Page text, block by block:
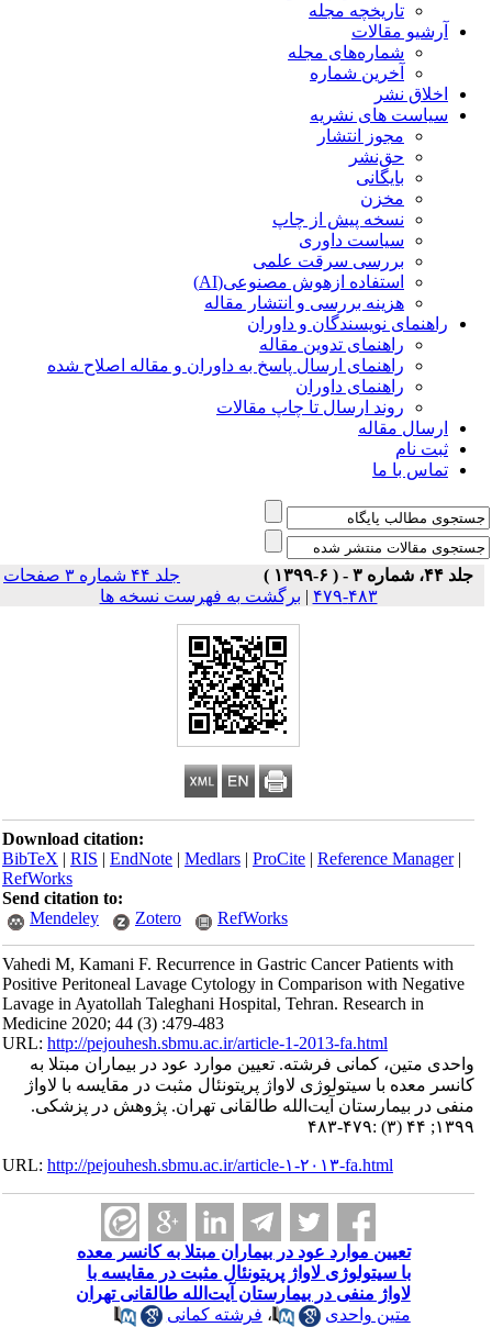
تاریخچه مجله
آرشیو مقالات
شماره‌های مجله
آخرین شماره
اخلاق نشر
سیاست های نشریه
مجوز انتشار
حق‌نشر
بایگانی
مخزن
نسخه پیش از چاپ
سیاست داوری
بررسی سرقت علمی
استفاده ازهوش مصنوعی(AI)
هزینه بررسی و انتشار مقاله
راهنمای نویسندگان و داوران
راهنمای تدوین مقاله
راهنمای ارسال پاسخ به داوران و مقاله اصلاح شده
راهنمای داوران
روند ارسال تا چاپ مقالات
ارسال مقاله
ثبت نام
تماس با ما
جلد ۴۴، شماره ۳ - ( ۶-۱۳۹۹ )
جلد ۴۴ شماره ۳ صفحات
۴۸۳-۴۷۹
|برگشت به فهرست نسخه ها
Download citation:
BibTeX|RIS|EndNote|Medlars|ProCite|Reference Manager
RefWorks
Send citation to:
Mendeley
Zotero RefWorks
Vahedi M, Kamani F. Recurrence in Gastric Cancer Patients with
Positive Peritoneal Lavage Cytology in Comparison with Negative
Lavage in Ayatollah Taleghani Hospital, Tehran. Research in
Medicine 2020; 44 (3) :479-483
URL:http://pejouhesh.sbmu.ac.ir/article-1-2013-fa.html
واحدی متین، کمانی فرشته. تعیین موارد عود در بیماران مبتلا به
کانسر معده با سیتولوژی لاواژ پریتونئال مثبت در مقایسه با لاواژ
منفی در بیمارستان آیت‌الله طالقانی تهران. پژوهش در پزشکی.
۱۳۹۹; ۴۴ (۳) :۴۷۹-۴۸۳
URL:http://pejouhesh.sbmu.ac.ir/article-۱-۲۰۱۳-fa.html
تعیین موارد عود در بیماران مبتلا به کانسر معده
با سیتولوژی لاواژ پریتونئال مثبت در مقایسه با
لاواژ منفی در بیمارستان آیت‌الله طالقانی تهران
متین واحدی
،فرشته کمانی